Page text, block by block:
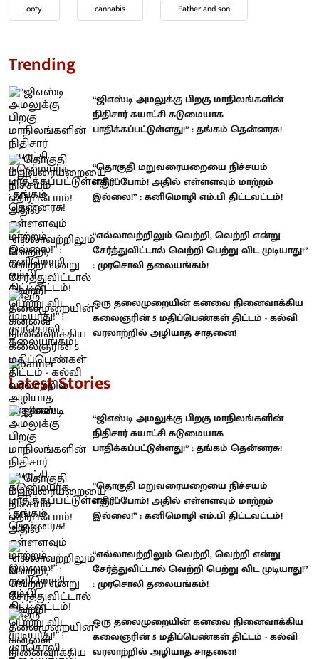
ooty cannabis Father and son
Trending
“ஜிஎஸ்டி அமலுக்கு பிறகு மாநிலங்களின்
நிதிசார் சுயாட்சி கடுமையாக
பாதிக்கப்பட்டுள்ளது!” : தங்கம் தென்னரசு!
“தொகுதி மறுவரையறையை நிச்சயம்
எதிர்ப்போம்! அதில் எள்ளளவும் மாற்றம்
இல்லை!” : கனிமொழி எம்.பி திட்டவட்டம்!
“எல்லாவற்றிலும் வெற்றி, வெற்றி என்று
சேர்த்துவிட்டால் வெற்றி பெற்று விட முடியாது!”
: முரசொலி தலையங்கம்!
ஒரு தலைமுறையின் கனவை நினைவாக்கிய
கலைஞரின் 5 மதிப்பெண்கள் திட்டம் - கல்வி
வரலாற்றில் அழியாத சாதனை!
Latest Stories
“ஜிஎஸ்டி அமலுக்கு பிறகு மாநிலங்களின்
நிதிசார் சுயாட்சி கடுமையாக
பாதிக்கப்பட்டுள்ளது!” : தங்கம் தென்னரசு!
“தொகுதி மறுவரையறையை நிச்சயம்
எதிர்ப்போம்! அதில் எள்ளளவும் மாற்றம்
இல்லை!” : கனிமொழி எம்.பி திட்டவட்டம்!
“எல்லாவற்றிலும் வெற்றி, வெற்றி என்று
சேர்த்துவிட்டால் வெற்றி பெற்று விட முடியாது!”
: முரசொலி தலையங்கம்!
ஒரு தலைமுறையின் கனவை நினைவாக்கிய
கலைஞரின் 5 மதிப்பெண்கள் திட்டம் - கல்வி
வரலாற்றில் அழியாத சாதனை!